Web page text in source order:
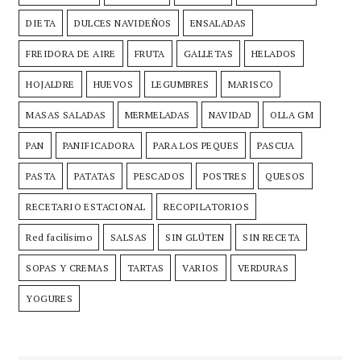
DIETA DULCES NAVIDEÑOS ENSALADAS
FREIDORA DE AIRE FRUTA GALLETAS HELADOS
HOJALDRE HUEVOS LEGUMBRES MARISCO
MASAS SALADAS MERMELADAS NAVIDAD OLLA GM
PAN PANIFICADORA PARA LOS PEQUES PASCUA
PASTA PATATAS PESCADOS POSTRES QUESOS
RECETARIO ESTACIONAL RECOPILATORIOS
Red facilísimo SALSAS SIN GLÚTEN SIN RECETA
SOPAS Y CREMAS TARTAS VARIOS VERDURAS
YOGURES